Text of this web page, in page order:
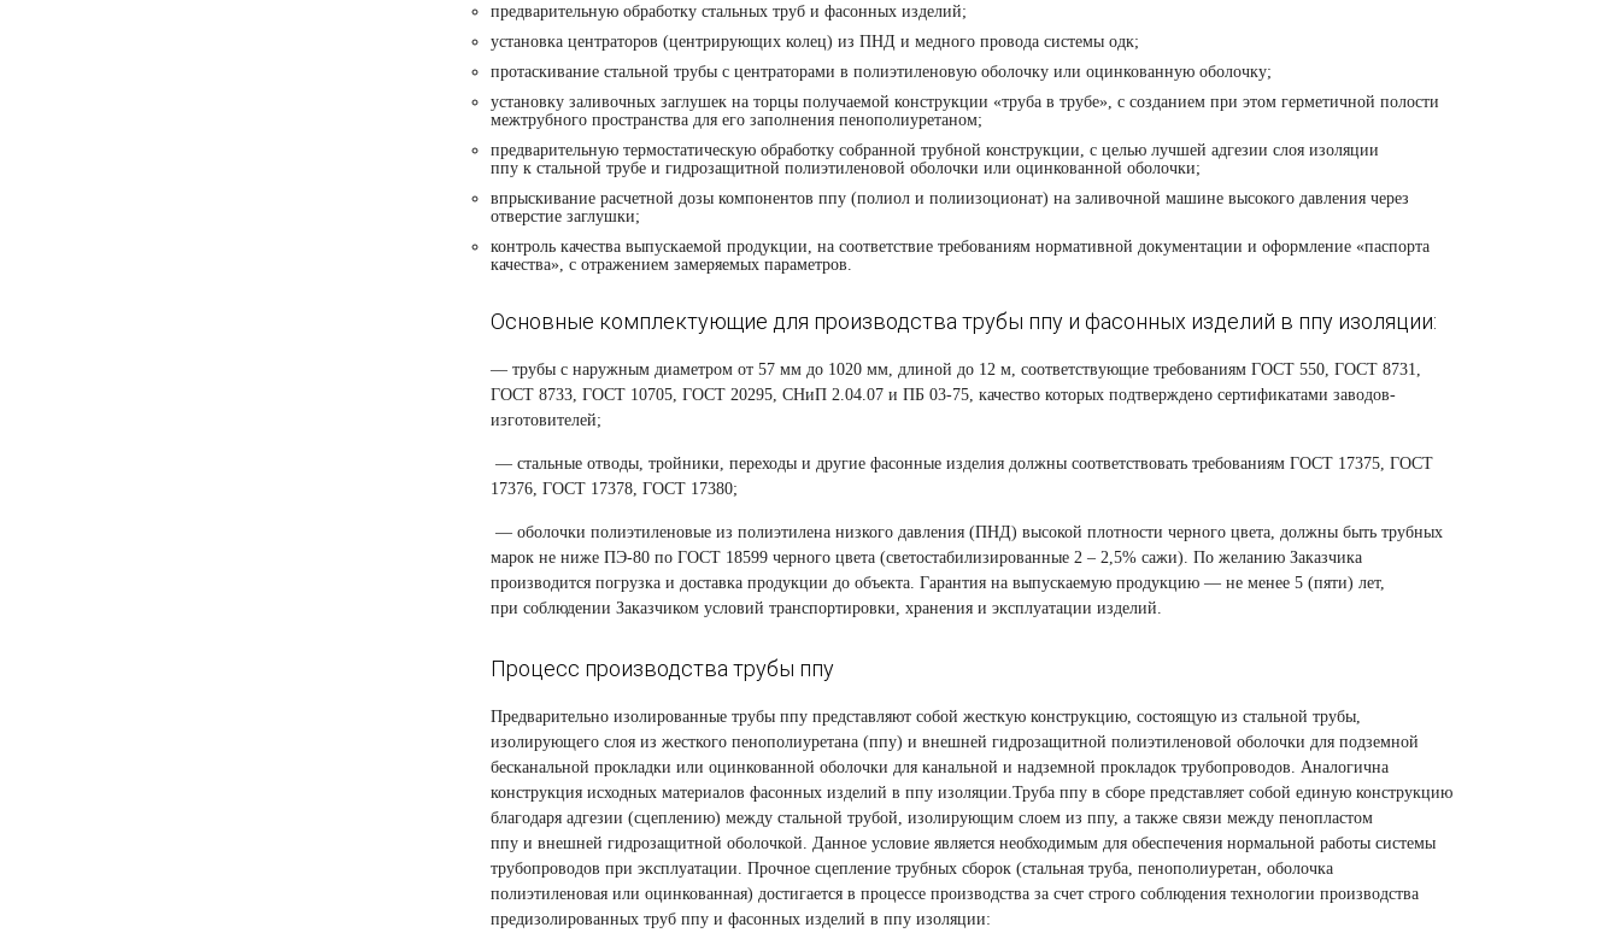
предварительную обработку стальных труб и фасонных изделий;
установка центраторов (центрирующих колец) из ПНД и медного провода системы одк;
протаскивание стальной трубы с центраторами в полиэтиленовую оболочку или оцинкованную оболочку;
установку заливочных заглушек на торцы получаемой конструкции «труба в трубе», с созданием при этом герметичной полости
межтрубного пространства для его заполнения пенополиуретаном;
предварительную термостатическую обработку собранной трубной конструкции, с целью лучшей адгезии слоя изоляции
ппу к стальной трубе и гидрозащитной полиэтиленовой оболочки или оцинкованной оболочки;
впрыскивание расчетной дозы компонентов ппу (полиол и полиизоционат) на заливочной машине высокого давления через
отверстие заглушки;
контроль качества выпускаемой продукции, на соответствие требованиям нормативной документации и оформление «паспорта
качества», с отражением замеряемых параметров.
Основные комплектующие для производства трубы ппу и фасонных изделий в ппу изоляции:
— трубы с наружным диаметром от 57 мм до 1020 мм, длиной до 12 м, соответствующие требованиям ГОСТ 550, ГОСТ 8731,
ГОСТ 8733, ГОСТ 10705, ГОСТ 20295, СНиП 2.04.07 и ПБ 03-75, качество которых подтверждено сертификатами заводов-
изготовителей;
— стальные отводы, тройники, переходы и другие фасонные изделия должны соответствовать требованиям ГОСТ 17375, ГОСТ
17376, ГОСТ 17378, ГОСТ 17380;
— оболочки полиэтиленовые из полиэтилена низкого давления (ПНД) высокой плотности черного цвета, должны быть трубных
марок не ниже ПЭ-80 по ГОСТ 18599 черного цвета (светостабилизированные 2 – 2,5% сажи). По желанию Заказчика
производится погрузка и доставка продукции до объекта. Гарантия на выпускаемую продукцию — не менее 5 (пяти) лет,
при соблюдении Заказчиком условий транспортировки, хранения и эксплуатации изделий.
Процесс производства трубы ппу
Предварительно изолированные трубы ппу представляют собой жесткую конструкцию, состоящую из стальной трубы,
изолирующего слоя из жесткого пенополиуретана (ппу) и внешней гидрозащитной полиэтиленовой оболочки для подземной
бесканальной прокладки или оцинкованной оболочки для канальной и надземной прокладок трубопроводов. Аналогична
конструкция исходных материалов фасонных изделий в ппу изоляции.Труба ппу в сборе представляет собой единую конструкцию
благодаря адгезии (сцеплению) между стальной трубой, изолирующим слоем из ппу, а также связи между пенопластом
ппу и внешней гидрозащитной оболочкой. Данное условие является необходимым для обеспечения нормальной работы системы
трубопроводов при эксплуатации. Прочное сцепление трубных сборок (стальная труба, пенополиуретан, оболочка
полиэтиленовая или оцинкованная) достигается в процессе производства за счет строго соблюдения технологии производства
предизолированных труб ппу и фасонных изделий в ппу изоляции: